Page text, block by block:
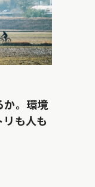
か。環境
も人も